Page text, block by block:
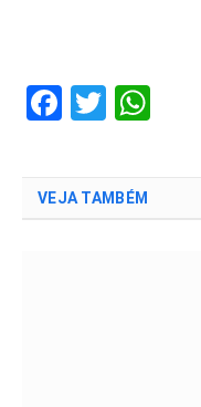
Facebook
Twitter
VEJA TAMBÉM